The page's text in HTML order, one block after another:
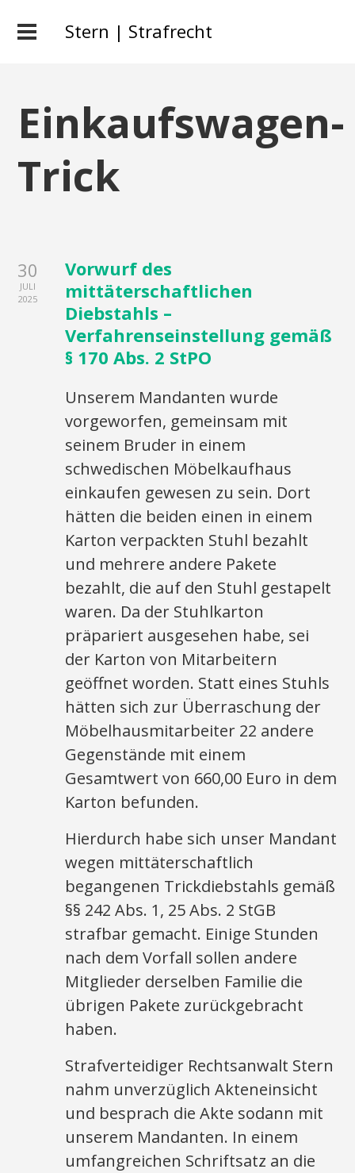
Stern | Strafrecht
Einkaufswagen-
Trick
30
JULI
2025
Vorwurf des
mittäterschaftlichen
Diebstahls –
Verfahrenseinstellung gemäß
§ 170 Abs. 2 StPO
Unserem Mandanten wurde
vorgeworfen, gemeinsam mit
seinem Bruder in einem
schwedischen Möbelkaufhaus
einkaufen gewesen zu sein. Dort
hätten die beiden einen in einem
Karton verpackten Stuhl bezahlt
und mehrere andere Pakete
bezahlt, die auf den Stuhl gestapelt
waren. Da der Stuhlkarton
präpariert ausgesehen habe, sei
der Karton von Mitarbeitern
geöffnet worden. Statt eines Stuhls
hätten sich zur Überraschung der
Möbelhausmitarbeiter 22 andere
Gegenstände mit einem
Gesamtwert von 660,00 Euro in dem
Karton befunden.
Hierdurch habe sich unser Mandant
wegen mittäterschaftlich
begangenen Trickdiebstahls gemäß
§§ 242 Abs. 1, 25 Abs. 2 StGB
strafbar gemacht. Einige Stunden
nach dem Vorfall sollen andere
Mitglieder derselben Familie die
übrigen Pakete zurückgebracht
haben.
Strafverteidiger Rechtsanwalt Stern
nahm unverzüglich Akteneinsicht
und besprach die Akte sodann mit
unserem Mandanten. In einem
umfangreichen Schriftsatz an die